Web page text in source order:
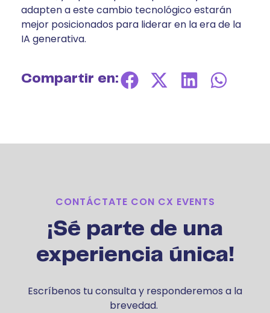
adapten a este cambio tecnológico estarán
mejor posicionados para liderar en la era de la
IA generativa.
Compartir en:
CONTÁCTATE CON CX EVENTS
¡Sé parte de una
experiencia única!
Escríbenos tu consulta y responderemos a la
brevedad.